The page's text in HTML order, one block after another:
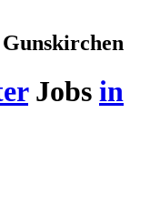
Jobs in